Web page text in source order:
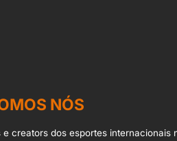
NÓS
creators dos esportes internacionais